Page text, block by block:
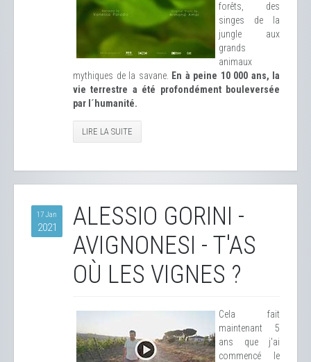
forêts, des
singes de la
jungle aux
grands
animaux
mythiques de la savane.
En à peine 10 000 ans, la
vie terrestre a été profondément bouleversée
par l´humanité.
LIRE LA SUITE
17 Jan
2021
ALESSIO GORINI -
AVIGNONESI - T'AS
OÙ LES VIGNES ?
Cela fait
maintenant 5
ans que j'ai
commencé le